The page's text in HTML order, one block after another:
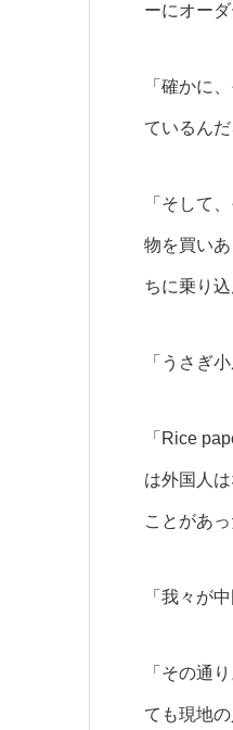
ーにオー
「確かに
ているん
「そして
物を買い
ちに乗り
「うさぎ
「Rice
は外国人
ことがあっ
「我々が
「その通
ても現地